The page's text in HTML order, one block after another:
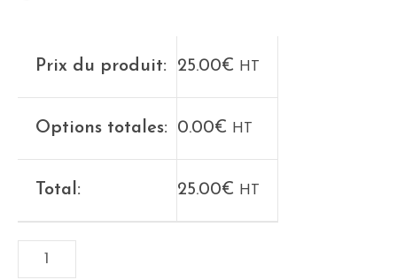
Prix du produit: 25.00€ HT
Options totales: 0.00€ HT
Total: 25.00€ HT